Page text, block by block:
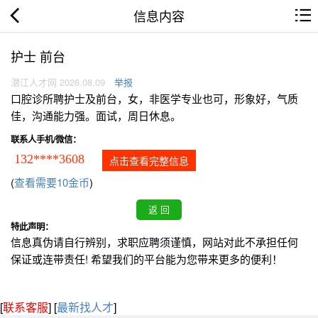
信息内容
护士 前台
潜江人才网 2026.08.09 举报
口腔诊所聘护士及前台，女，非医学专业也可，形象好，气质
佳，沟通能力强。面试，周日休息。
联系人手机/微信：
132****3608 点击查看完整信息
(查看需要10金币)
特此声明：
信息真伪请自行辨别，求职应聘须谨慎，网站对此不承担任何
保证或连带责任! 希望我们的平台能为您带来更多的便利！
[联系客服] [最新找人才]